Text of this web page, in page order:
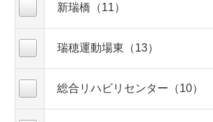
新瑞橋（11）
瑞穂運動場東（13）
総合リハビリセンター（10）